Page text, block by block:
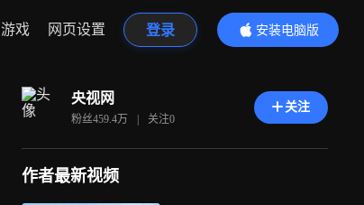
游戏 网页设置 登录
安装电脑版
内容更精彩
央视网
粉丝459.4万 | 关注0
关注
作者最新视频